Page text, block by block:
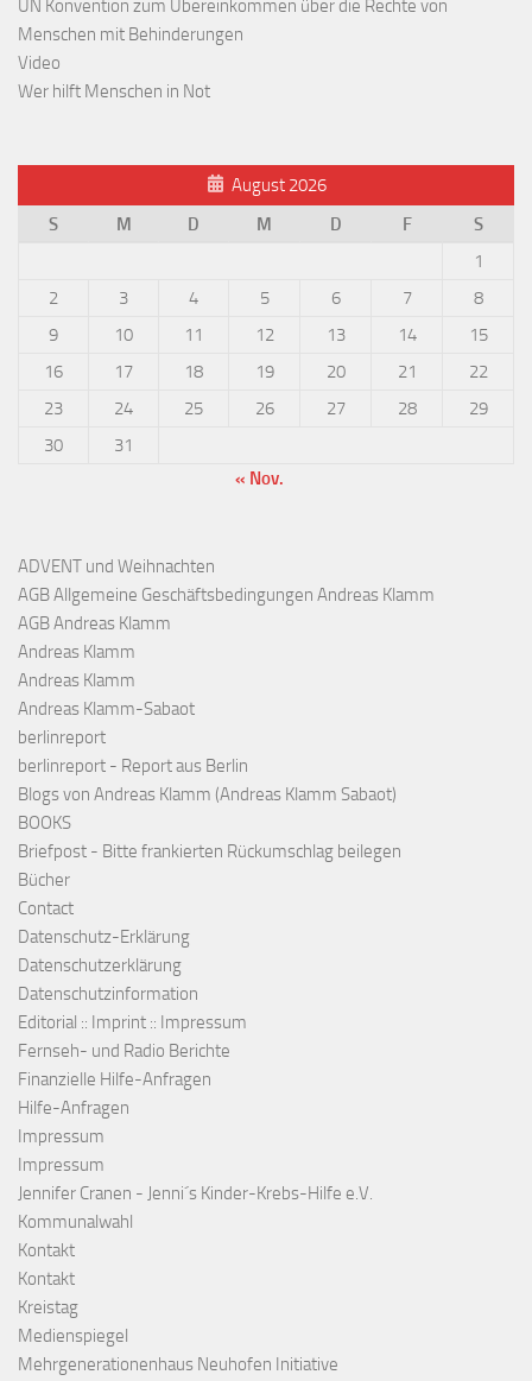
UN Konvention zum Übereinkommen über die Rechte von
Menschen mit Behinderungen
Video
Wer hilft Menschen in Not
August 2026
S
M D M D F
S
1
2
3 4 5 6 7
8
9
10 11 12 13 14
15
16
17 18 19 20 21
22
23
24 25 26 27 28
29
30
31
« Nov.
ADVENT und Weihnachten
AGB Allgemeine Geschäftsbedingungen Andreas Klamm
AGB Andreas Klamm
Andreas Klamm
Andreas Klamm
Andreas Klamm-Sabaot
berlinreport
berlinreport - Report aus Berlin
Blogs von Andreas Klamm (Andreas Klamm Sabaot)
BOOKS
Briefpost - Bitte frankierten Rückumschlag beilegen
Bücher
Contact
Datenschutz-Erklärung
Datenschutzerklärung
Datenschutzinformation
Editorial :: Imprint :: Impressum
Fernseh- und Radio Berichte
Finanzielle Hilfe-Anfragen
Hilfe-Anfragen
Impressum
Impressum
Jennifer Cranen - Jenni´s Kinder-Krebs-Hilfe e.V.
Kommunalwahl
Kontakt
Kontakt
Kreistag
Medienspiegel
Mehrgenerationenhaus Neuhofen Initiative